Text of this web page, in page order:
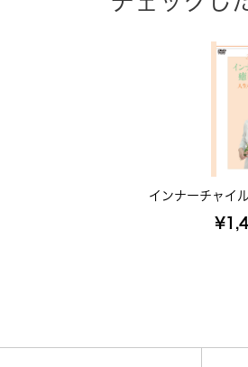
インナーチャイ